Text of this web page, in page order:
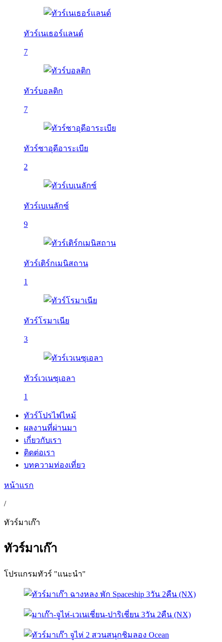
ทัวร์เนเธอร์แลนด์
7
ทัวร์บอลติก
7
ทัวร์ซาอุดีอาระเบีย
2
ทัวร์เบเนลักซ์
9
ทัวร์เติร์กเมนิสถาน
1
ทัวร์โรมาเนีย
3
ทัวร์เวเนซุเอลา
1
ทัวร์โปรไฟไหม้
ผลงานที่ผ่านมา
เกี่ยวกับเรา
ติดต่อเรา
บทความท่องเที่ยว
หน้าแรก
/
ทัวร์มาเก๊า
ทัวร์มาเก๊า
โปรแกรมทัวร์ "แนะนำ"